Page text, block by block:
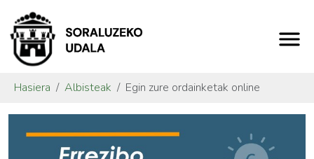
Hasiera Albisteak Egin zure ordainketak online